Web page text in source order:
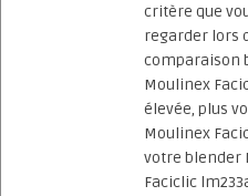
critère que
regarder lors
comparaison
Moulinex
élevée, plus
Moulinex
votre blender
Faciclic